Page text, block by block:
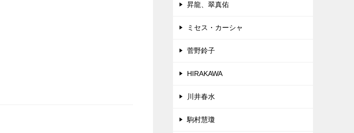
昇龍、翠真佑
ミセス・カーシャ
菅野鈴子
HIRAKAWA
川井春水
駒村慧瓊